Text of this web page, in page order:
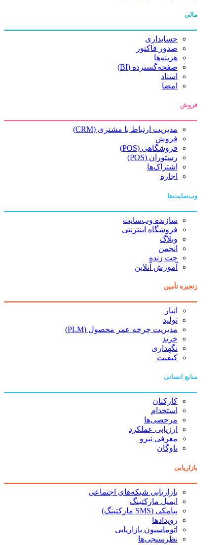
مالی
حسابداری
صدور فاکتور
هزینه‌ها
صفحه‌گسترده (BI)
اسناد
امضا
فروش
مدیریت ارتباط با مشتری (CRM)
فروش
فروشگاهی (POS)
رستوران (POS)
اشتراک‌ها
اجاره
وب‌سایت‌ها
سازنده وب‌سایت
فروشگاه اینترنتی
وبلاگ
انجمن
چت زنده
آموزش آنلاین
زنجیره تأمین
انبار
تولید
مدیریت چرخه عمر محصول (PLM)
خرید
نگهداری
کیفیت
منابع انسانی
کارکنان
استخدام
مرخصی‌ها
ارزیابی عملکرد
معرفی نیرو
ناوگان
بازاریابی
بازاریابی شبکه‌های اجتماعی
ایمیل مارکتینگ
پیامکی (SMS مارکتینگ)
رویدادها
اتوماسیون بازاریابی
نظرسنجی‌ها